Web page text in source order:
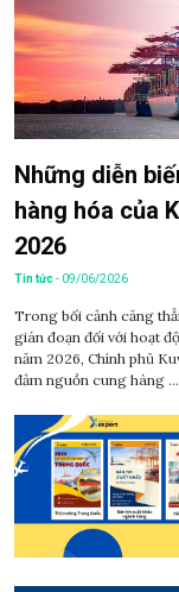
Những diễn
hàng hóa của
2026
Tin tức- 09/06/2026
Trong bối cảnh căng
gián đoạn đối với hoạt
năm 2026, Chính phủ
đảm nguồn cung hàng ...